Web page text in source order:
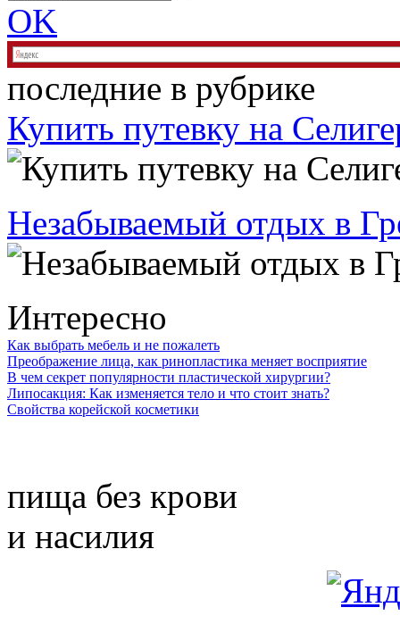
OK
последние в рубрике
Купить путевку на
Незабываемый отдых в
Интересно
Как выбрать мебель и не пожалеть
Преображение лица, как ринопластика меняет восприятие
В чем секрет популярности пластической хирургии?
Липосакция: Как изменяется тело и что стоит знать?
Свойства корейской косметики
пища без крови
и насилия